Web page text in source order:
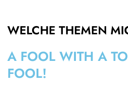
WELCHE THEMEN
A FOOL WITH A
FOOL!